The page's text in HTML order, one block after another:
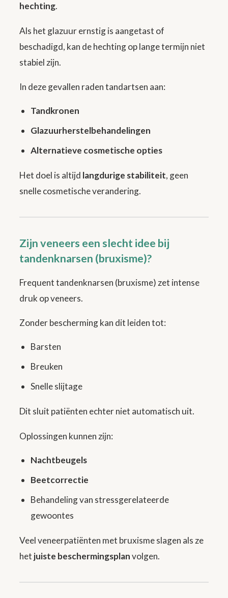
hechting.
Als het glazuur ernstig is aangetast of
beschadigd, kan de hechting op lange termijn niet
stabiel zijn.
In deze gevallen raden tandartsen aan:
Tandkronen
Glazuurherstelbehandelingen
Alternatieve cosmetische opties
Het doel is altijd langdurige stabiliteit, geen
snelle cosmetische verandering.
Zijn veneers een slecht idee bij
tandenknarsen (bruxisme)?
Frequent tandenknarsen (bruxisme) zet intense
druk op veneers.
Zonder bescherming kan dit leiden tot:
Barsten
Breuken
Snelle slijtage
Dit sluit patiënten echter niet automatisch uit.
Oplossingen kunnen zijn:
Nachtbeugels
Beetcorrectie
Behandeling van stressgerelateerde
gewoontes
Veel veneerpatiënten met bruxisme slagen als ze
het juiste beschermingsplanvolgen.